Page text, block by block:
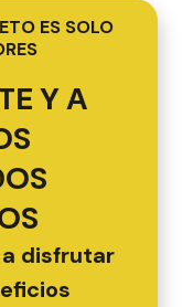
ES SOLO
Y A
disfrutar